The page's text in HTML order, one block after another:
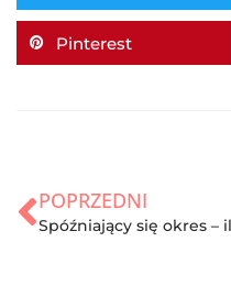
Pinterest
POPRZEDNI